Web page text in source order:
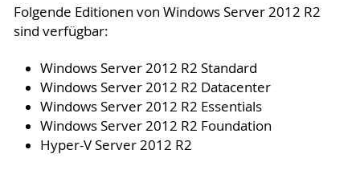
Folgende Editionen von Windows Server 2012 R2
sind verfügbar:
Windows Server 2012 R2 Standard
Windows Server 2012 R2 Datacenter
Windows Server 2012 R2 Essentials
Windows Server 2012 R2 Foundation
Hyper-V Server 2012 R2